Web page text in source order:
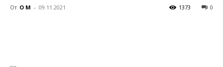
От О М - 09.11.2021 0
1373